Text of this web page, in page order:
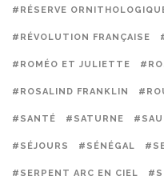
#RÉSERVE
#RÉVOLUTION FRANÇAISE
#ROMÉO ET JULIETTE
#ROSALIND FRANKLIN
#SANTÉ #SATURNE
#SÉJOURS #SÉNÉGAL
#SERPENT ARC EN CIEL